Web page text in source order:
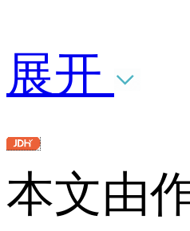
展开
本文由